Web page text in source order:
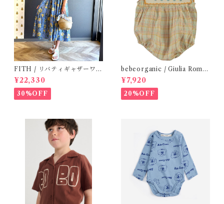
FITH / リバティギャザーワン
ピース / Size 2
¥22,330
30%OFF
bebeorganic / Giulia Romp
er Lagoon Check( 6・12ｍ)
¥7,920
20%OFF